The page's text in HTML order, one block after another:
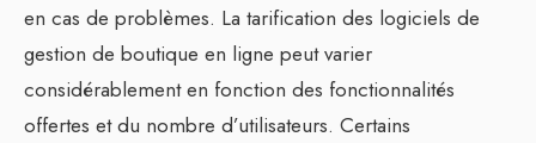
en cas de problèmes. La tarification des logiciels de
gestion de boutique en ligne peut varier
considérablement en fonction des fonctionnalités
offertes et du nombre d’utilisateurs. Certains